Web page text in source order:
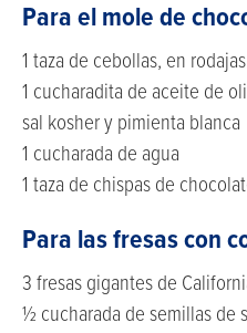
Para el mole de
1 taza de cebollas, en rodajas
1 cucharadita de aceite de
sal kosher y pimienta blanca
1 cucharada de agua
1 taza de chispas de
Para las fresas con
3 fresas gigantes de
½ cucharada de semillas de